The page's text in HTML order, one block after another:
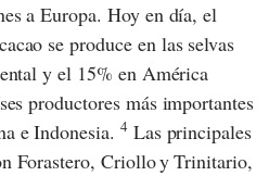
a Europa. Hoy en día, el
se produce en las selvas
y el 15% en América
productores más importantes
e Indonesia. 4 Las principales
Forastero, Criolloy Trinitario,